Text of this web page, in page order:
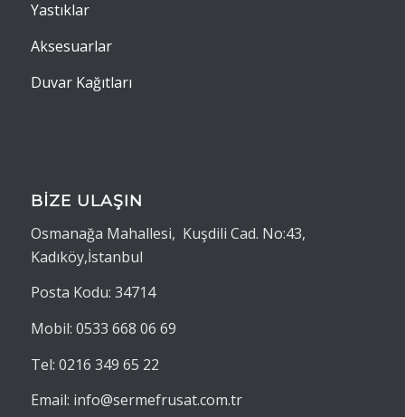
Yastıklar
Aksesuarlar
Duvar Kağıtları
BİZE ULAŞIN
Osmanağa Mahallesi, Kuşdili Cad. No:43,
Kadıköy,İstanbul
Posta Kodu: 34714
Mobil: 0533 668 06 69
Tel: 0216 349 65 22
Email: info@sermefrusat.com.tr